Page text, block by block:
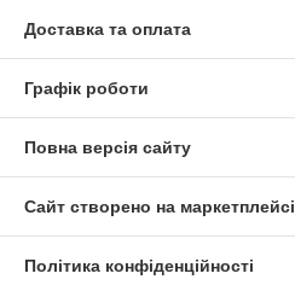
Доставка та оплата
Графік роботи
Повна версія сайту
Сайт створено на маркетплейсі
Політика конфіденційності